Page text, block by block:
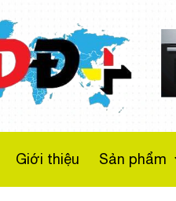
Máy sấy bơm nhiệt
Bosch WTX87M20
Series 8
Liên hệ
Giới thiệu Sản phẩm